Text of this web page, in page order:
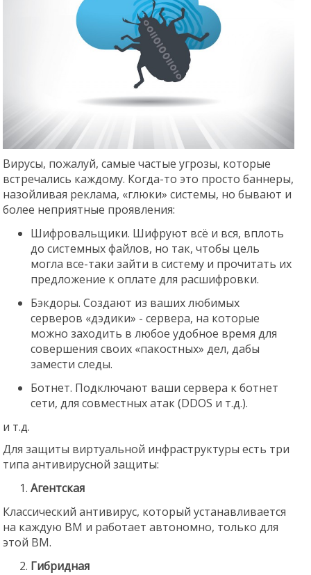
Вирусы, пожалуй, самые частые угрозы, которые
встречались каждому. Когда-то это просто баннеры,
назойливая реклама, «глюки» системы, но бывают и
более неприятные проявления:
Шифровальщики. Шифруют всё и вся, вплоть
до системных файлов, но так, чтобы цель
могла все-таки зайти в систему и прочитать их
предложение к оплате для расшифровки.
Бэкдоры. Создают из ваших любимых
серверов «дэдики» - cервера, на которые
можно заходить в любое удобное время для
совершения своих «пакостных» дел, дабы
замести следы.
Ботнет. Подключают ваши сервера к ботнет
сети, для совместных атак (DDOS и т.д.).
и т.д.
Для защиты виртуальной инфраструктуры есть три
типа антивирусной защиты:
Агентская
Классический антивирус, который устанавливается
на каждую ВМ и работает автономно, только для
этой ВМ.
Гибридная